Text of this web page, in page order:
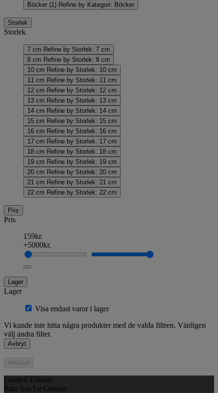
Böcker (1) Refine by Kategori: Böcker
Storlek
Storlek
7 cm Refine by Storlek: 7 cm
8 cm Refine by Storlek: 8 cm
10 cm Refine by Storlek: 10 cm
11 cm Refine by Storlek: 11 cm
12 cm Refine by Storlek: 12 cm
13 cm Refine by Storlek: 13 cm
14 cm Refine by Storlek: 14 cm
15 cm Refine by Storlek: 15 cm
16 cm Refine by Storlek: 16 cm
17 cm Refine by Storlek: 17 cm
18 cm Refine by Storlek: 18 cm
19 cm Refine by Storlek: 19 cm
20 cm Refine by Storlek: 20 cm
21 cm Refine by Storlek: 21 cm
22 cm Refine by Storlek: 22 cm
Pris
Pris
159kr.
+5000kr.
Lager
Lager
Visa endast varor i lager
Vi kunde inte hitta några produkter med de valda filtren. Vänligen
välj andra filter.
Avbryt
Använd
Limited Edition
Bara hos Le Creuset